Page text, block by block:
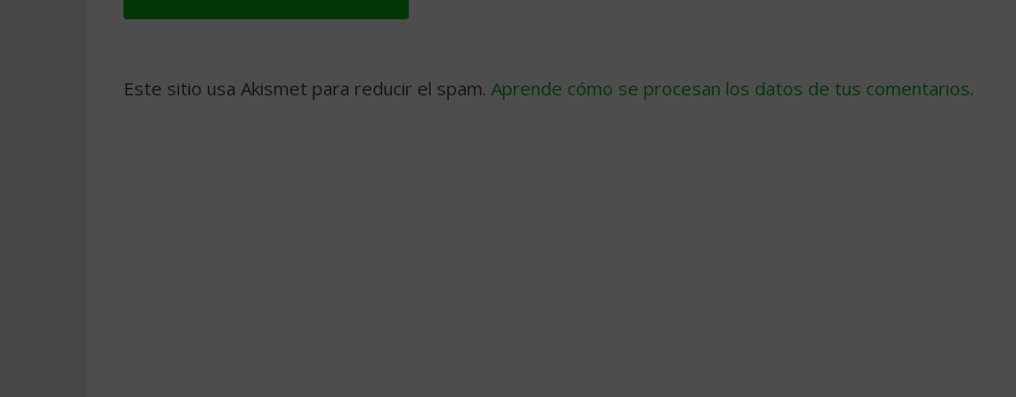
Este sitio usa Akismet para reducir el spam. Aprende cómo se procesan los datos de tus comentarios.